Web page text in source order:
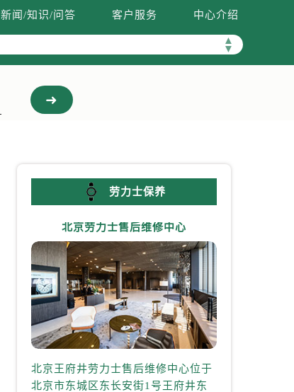
新闻/知识/问答 客户服务 中心介绍
▲
▼
劳力士保养
北京劳力士售后维修中心
北京王府井劳力士售后维修中心位于
北京市东城区东长安街1号王府井东